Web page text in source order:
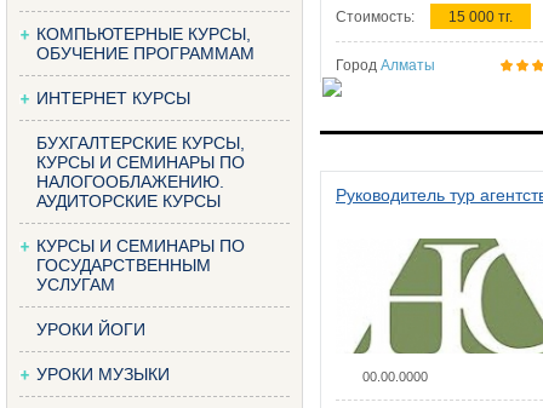
КОМПЬЮТЕРНЫЕ КУРСЫ,
ОБУЧЕНИЕ ПРОГРАММАМ
ИНТЕРНЕТ КУРСЫ
БУХГАЛТЕРСКИЕ КУРСЫ,
КУРСЫ И СЕМИНАРЫ ПО
НАЛОГООБЛАЖЕНИЮ.
АУДИТОРСКИЕ КУРСЫ
КУРСЫ И СЕМИНАРЫ ПО
ГОСУДАРСТВЕННЫМ
УСЛУГАМ
УРОКИ ЙОГИ
УРОКИ МУЗЫКИ
Стоимость: 15 000 тг.
Город Алматы
Руководитель тур
00.00.0000